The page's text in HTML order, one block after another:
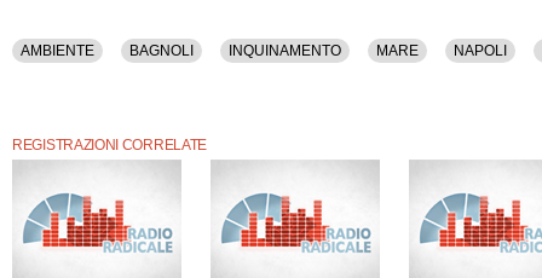
AMBIENTE BAGNOLI INQUINAMENTO MARE NAPOLI
REGISTRAZIONI CORRELATE